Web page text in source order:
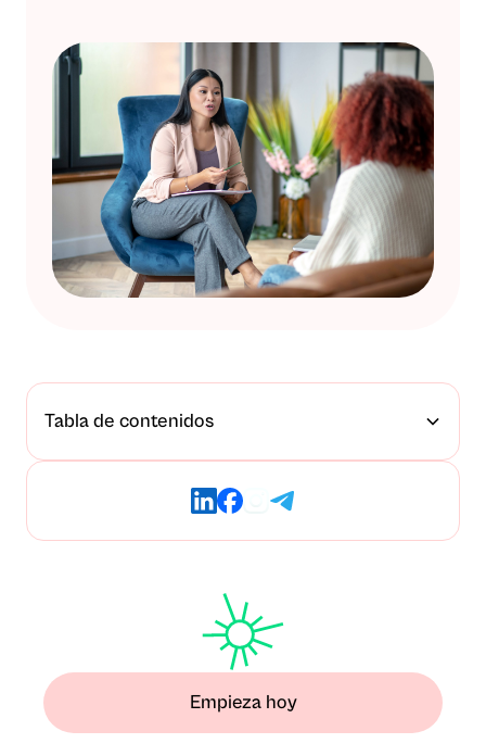
Tabla de contenidos
Empieza hoy